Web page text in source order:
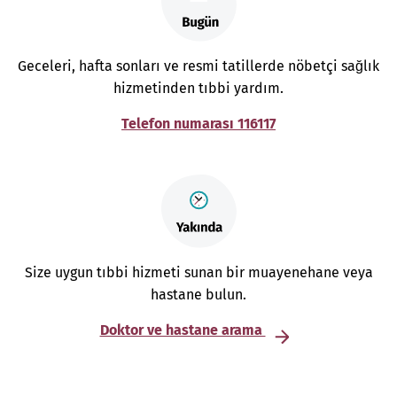
Geceleri, hafta sonları ve resmi tatillerde nöbetçi sağlık
hizmetinden tıbbi yardım.
Telefon numarası 116117
Size uygun tıbbi hizmeti sunan bir muayenehane veya
hastane bulun.
Doktor ve hastane arama